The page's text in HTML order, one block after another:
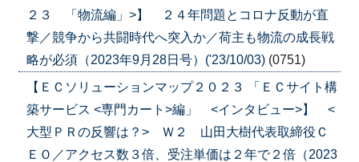
２３ 「物流編」>】 ２４年問題とコロナ反動が直
撃／競争から共闘時代へ突入か／荷主も物流の成長戦
略が必須（2023年9月28日号）('23/10/03) (0751)
【ＥＣソリューションマップ２０２３ 「ＥＣサイト構
築サービス <専門カート>編」 <インタビュー>】 <
大型ＰＲの反響は？> Ｗ２ 山田大樹代表取締役Ｃ
ＥＯ／アクセス数３倍、受注単価は２年で２倍（2023